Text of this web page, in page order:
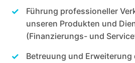
Führung professioneller
unseren Produkten und
(Finanzierungs- und
Betreuung und Erweiterung